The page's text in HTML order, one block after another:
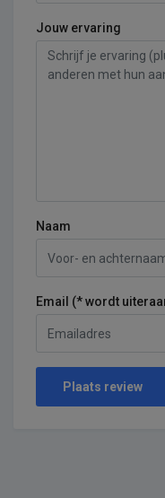
Jouw ervaring
Naam
Email (* wordt
Plaats review